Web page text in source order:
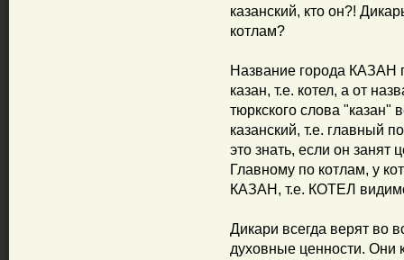
казанский, кто он?!
котлам?
Название города КАЗАН
казан, т.е. котел, а от
тюркского слова "казан"
казанский, т.е. главный
это знать, если он занят
Главному по котлам, у
КАЗАН, т.е. КОТЕЛ
Дикари всегда верят во
духовные ценности. Они